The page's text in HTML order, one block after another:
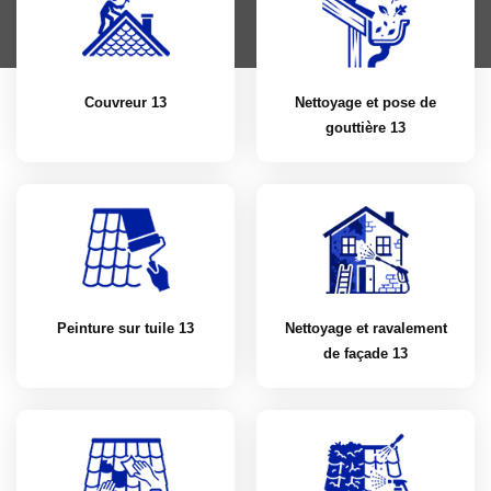
Couvreur 13
Nettoyage et pose de
gouttière 13
Peinture sur tuile 13
Nettoyage et ravalement
de façade 13